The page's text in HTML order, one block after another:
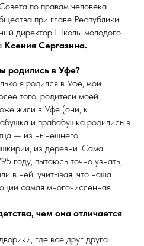
по правам человека
при главе Республики
директор Школы молодого
Ксения Сергазина.
родились в Уфе?
я родился в Уфе, мои
того, родители моей
жили в Уфе (они, к
и прабабушка родились в
— из нынешнего
из деревни. Сама
году; пытаюсь точно узнать,
в ней, учитывая, что наша
самая многочисленная.
чем она отличается
где все друг друга